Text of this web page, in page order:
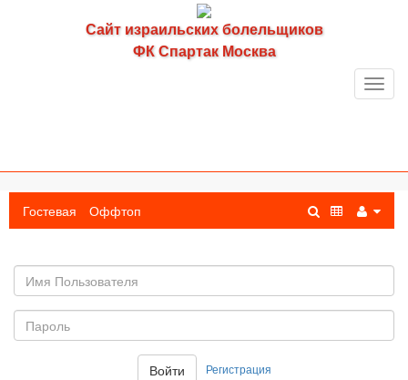
Сайт израильских болельщиков
ФК Спартак Москва
Гостевая Оффтоп
пользователя
Войти Регистрация